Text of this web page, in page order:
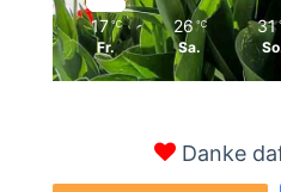
17 ℃
Fr.
26 ℃
Sa.
31
Danke